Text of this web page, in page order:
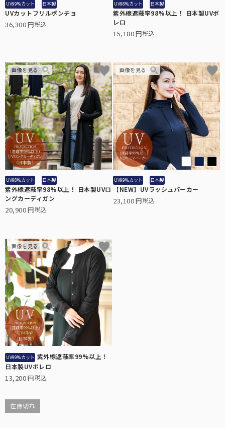
折り畳み日傘
ロサブランの折りたたみ日傘の中で最もコンパクトなサイズです。
長傘
ショートサイズ
サイズに迷われた方にまずオススメする、日傘の定番サイズです。
遮光帽子
広めのつばであれば首後ろまでしっかり遮光出来る遮光ハット。
アームカバー/手袋
ショート
日傘が差せない場面で、長袖でも使いやすいショートタイプ。
遮光雑貨
UVカットウェア
サングラス
スキンケア/その他
UV99%カット 日本製
UVカットフリルポンチョ
36,300 税込
UV98%カット 日本製
紫外線遮蔽率98%以上！ 日本製UVボ
レロ
15,180 税込
UV98%カット 日本製
紫外線遮蔽率98%以上！ 日本製UVロ
ングカーディガン
20,900 税込
UV99%カット 日本製
【NEW】UVラッシュパーカー
23,100 税込
UV99%カット 紫外線遮蔽率99%以上！
日本製UVボレロ
13,200 税込
在庫切れ